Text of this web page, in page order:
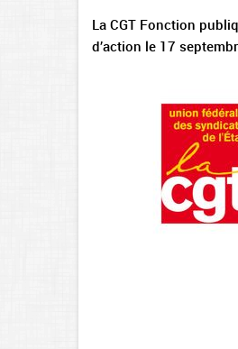
La CGT Fonction
d’action le 17